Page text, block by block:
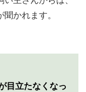
かれます。
目立たなくなっ